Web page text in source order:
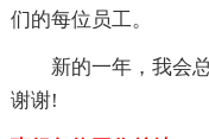
们的每位员工。
新的一年，我会
谢谢!